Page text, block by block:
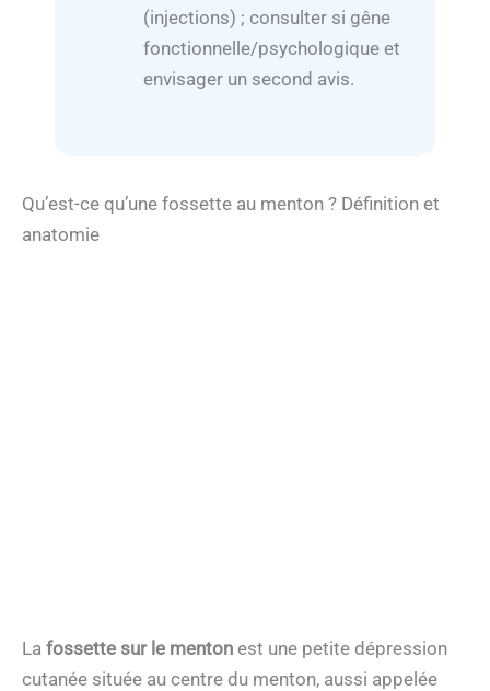
(injections) ; consulter si gêne
fonctionnelle/psychologique et
envisager un second avis.
Qu’est-ce qu’une fossette au menton ? Définition et
anatomie
La fossette sur le menton est une petite dépression
cutanée située au centre du menton, aussi appelée